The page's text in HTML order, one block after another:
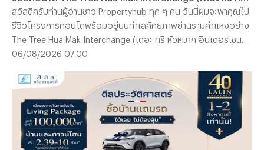
สวัสดีครับท่านผู้อ่านชาว Propertyhub ทุก ๆ คน วันนี้ผมจะพาคุณไป
รีวิวโครงการคอนโดพร้อมอยู่บนทำเลศักยภาพย่านรามคำแหงอย่าง
The Tree Hua Mak Interchange (เดอะ ทรี หัวหมาก อินเตอร์เชนจ์)
จาก พฤกษา เรียลเอสเตท ครับ โดยโครงการแห่งนี้ตั้งอยู่บนถนน
ไม่ว่าจะเป็นรถยนต์ รถไฟฟ้า และเรือ เนื่องจากตัวโครงการอยู่ห่าง
จากสถานีลำสาลี Interchange เพียงประมาณ 300 เมตร และท่าเรือ
The Mall บางกะปิ ประมาณ 450 เมตร
06/08/2026 07:00